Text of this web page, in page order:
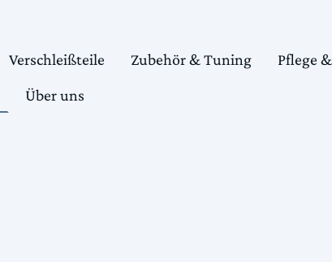
Verschleißteile Zubehör & Tuning
Pflege
Über uns